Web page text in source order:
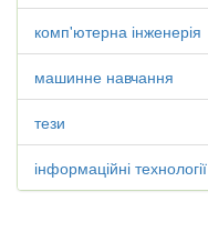
комп'ютерна інженерія
машинне навчання
тези
інформаційні технології